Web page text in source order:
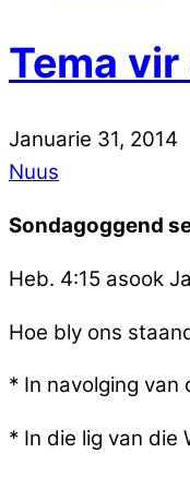
Tema
Januarie 31, 2014
Nuus
Sondagoggend
Heb. 4:15 asook
Hoe bly ons
* In navolging van
* In die lig van die